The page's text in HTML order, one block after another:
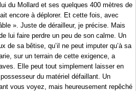
du Mollard et ses quelques 400 mètres de
encore à déplorer. Et cette fois, avec
». Juste de dérailleur, je précise. Mais
lui faire perdre un peu de son calme. Un
de sa bêtise, qu’il ne peut imputer qu’à sa
sur un terrain de cette exigence, a
Elle peut tout simplement laisser en
du matériel défaillant. Un
vous voyez, mais heureusement repêché